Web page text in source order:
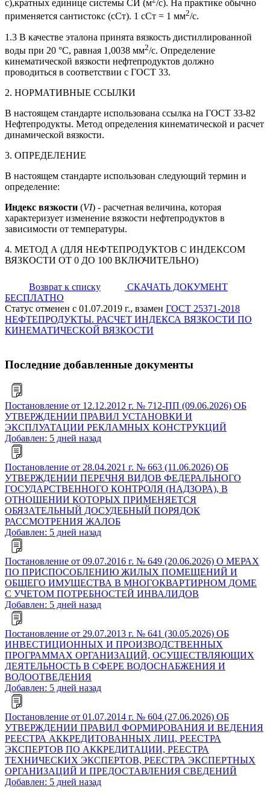
с),кратных единице системы СИ (м /с). На практике обычно
применяется сантистокс (сСт). 1 сСт = 1 мм2/с.
1.3 В качестве эталона принята вязкость дистиллированной
воды при 20 °С, равная 1,0038 мм2/с. Определение
кинематической вязкости нефтепродуктов должно
проводиться в соответствии с ГОСТ 33.
2. НОРМАТИВНЫЕ ССЫЛКИ
В настоящем стандарте использована ссылка на ГОСТ 33-82
Нефтепродукты. Метод определения кинематической и расчет
динамической вязкости.
3. ОПРЕДЕЛЕНИЕ
В настоящем стандарте использован следующий термин и
определение:
Индекс вязкости (VI) - расчетная величина, которая
характеризует изменение вязкости нефтепродуктов в
зависимости от температуры.
4. МЕТОД А (ДЛЯ НЕФТЕПРОДУКТОВ С ИНДЕКСОМ
ВЯЗКОСТИ ОТ 0 ДО 100 ВКЛЮЧИТЕЛЬНО)
Возврат к списку
СКАЧАТЬ ДОКУМЕНТ
БЕСПЛАТНО
Статус отменен с 01.07.2019 г., взамен ГОСТ 25371-2018
НЕФТЕПРОДУКТЫ. РАСЧЕТ ИНДЕКСА ВЯЗКОСТИ ПО
КИНЕМАТИЧЕСКОЙ ВЯЗКОСТИ
Последние добавленные документы
Постановление от 12.12.2012 г. № 712-ПП (09.06.2026) ОБ
УТВЕРЖДЕНИИ ПРАВИЛ УСТАНОВКИ И
ЭКСПЛУАТАЦИИ РЕКЛАМНЫХ КОНСТРУКЦИЙ
Добавлен: 5 дней назад
Постановление от 28.04.2021 г. № 663 (11.06.2026) ОБ
УТВЕРЖДЕНИИ ПЕРЕЧНЯ ВИДОВ ФЕДЕРАЛЬНОГО
ГОСУДАРСТВЕННОГО КОНТРОЛЯ (НАДЗОРА), В
ОТНОШЕНИИ КОТОРЫХ ПРИМЕНЯЕТСЯ
ОБЯЗАТЕЛЬНЫЙ ДОСУДЕБНЫЙ ПОРЯДОК
РАССМОТРЕНИЯ ЖАЛОБ
Добавлен: 5 дней назад
Постановление от 09.07.2016 г. № 649 (20.06.2026) О МЕРАХ
ПО ПРИСПОСОБЛЕНИЮ ЖИЛЫХ ПОМЕЩЕНИЙ И
ОБЩЕГО ИМУЩЕСТВА В МНОГОКВАРТИРНОМ ДОМЕ
С УЧЕТОМ ПОТРЕБНОСТЕЙ ИНВАЛИДОВ
Добавлен: 5 дней назад
Постановление от 29.07.2013 г. № 641 (30.05.2026) ОБ
ИНВЕСТИЦИОННЫХ И ПРОИЗВОДСТВЕННЫХ
ПРОГРАММАХ ОРГАНИЗАЦИЙ, ОСУЩЕСТВЛЯЮЩИХ
ДЕЯТЕЛЬНОСТЬ В СФЕРЕ ВОДОСНАБЖЕНИЯ И
ВОДООТВЕДЕНИЯ
Добавлен: 5 дней назад
Постановление от 01.07.2014 г. № 604 (27.06.2026) ОБ
УТВЕРЖДЕНИИ ПРАВИЛ ФОРМИРОВАНИЯ И ВЕДЕНИЯ
РЕЕСТРА АККРЕДИТОВАННЫХ ЛИЦ, РЕЕСТРА
ЭКСПЕРТОВ ПО АККРЕДИТАЦИИ, РЕЕСТРА
ТЕХНИЧЕСКИХ ЭКСПЕРТОВ, РЕЕСТРА ЭКСПЕРТНЫХ
ОРГАНИЗАЦИЙ И ПРЕДОСТАВЛЕНИЯ СВЕДЕНИЙ
Добавлен: 5 дней назад